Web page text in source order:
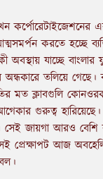
করতে হচ্ছে
অবস্থায় যাচ্ছে
তলিয়ে গেছে।
মত ক্লাবগুলি
গুরুত্ব
জায়গা আরও বেশি
প্রেক্ষাপট আজ